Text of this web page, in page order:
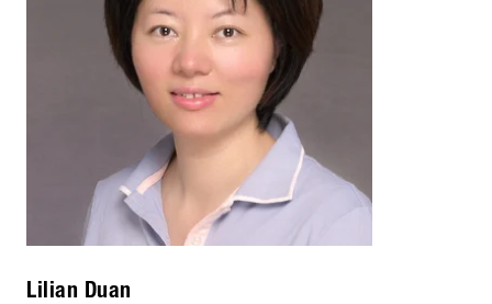
Lilian Duan